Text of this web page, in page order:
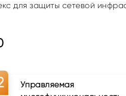
для защиты сетевой
Управляемая